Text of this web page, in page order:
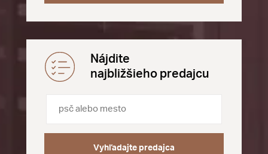
Nájdite
najbližšieho predajcu
Vyhľadajte predajca